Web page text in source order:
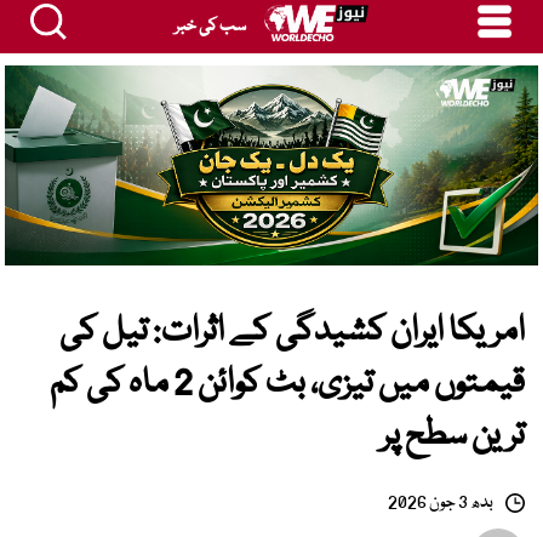
سب کی خبر
امریکا ایران کشیدگی کے اثرات: تیل کی
قیمتوں میں تیزی، بٹ کوائن 2 ماہ کی کم
ترین سطح پر
بدھ 3 جون 2026